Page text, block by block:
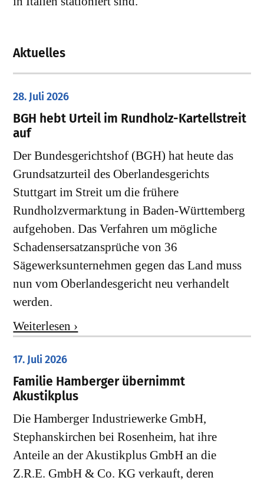
Aktuelles
28. Juli 2026
​BGH hebt Urteil im Rundholz-Kartellstreit
auf
Der Bundesgerichtshof (BGH) hat heute das
Grundsatzurteil des Oberlandesgerichts
Stuttgart im Streit um die frühere
Rundholzvermarktung in Baden-Württemberg
aufgehoben. Das Verfahren um mögliche
Schadensersatzansprüche von 36
Sägewerksunternehmen gegen das Land muss
nun vom Oberlandesgericht neu verhandelt
werden.
Weiterlesen ›
17. Juli 2026
Familie Hamberger übernimmt
Akustikplus
Die Hamberger Industriewerke GmbH,
Stephanskirchen bei Rosenheim, hat ihre
Anteile an der Akustikplus GmbH an die
Z.R.E. GmbH & Co. KG verkauft, deren